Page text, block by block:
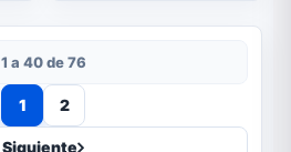
1 a 40 de 76
1 2
Siguiente